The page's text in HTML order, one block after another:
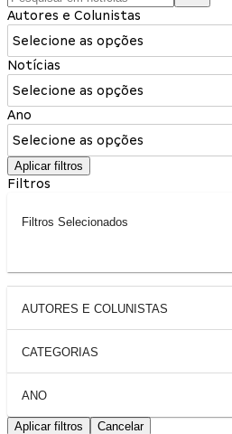
Autores e Colunistas
Selecione as opções
Notícias
Selecione as opções
Ano
Selecione as opções
Aplicar filtros
Filtros
Filtros Selecionados
AUTORES E COLUNISTAS
CATEGORIAS
ANO
Aplicar filtros Cancelar